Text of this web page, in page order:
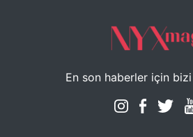
En son haberler için